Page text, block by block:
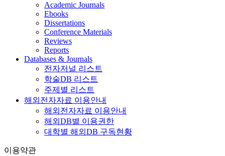
Academic Journals
Ebooks
Dissertations
Conference Materials
Reviews
Reports
Databases & Journals
전자저널 리스트
학술DB 리스트
주제별 리스트
해외전자자료 이용안내
해외전자자료 이용안내
해외DB별 이용권한
대학별 해외DB 구독현황
이용약관